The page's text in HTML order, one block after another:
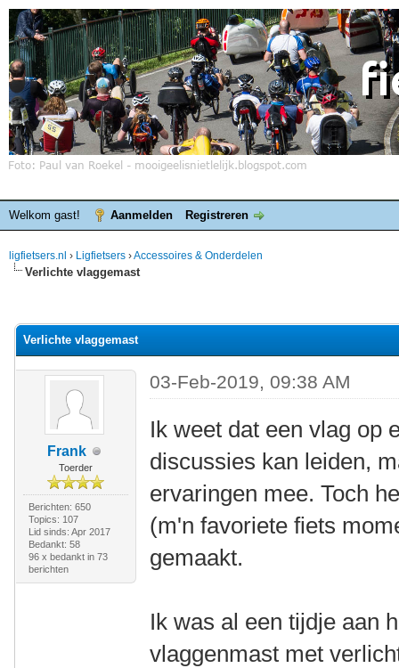
Welkom gast! Aanmelden Registreren
ligfietsers.nl › Ligfietsers ›Accessoires & Onderdelen
Verlichte vlaggemast
Verlichte vlaggemast
Frank
Toerder
Berichten: 650
Topics: 107
Lid sinds: Apr 2017
Bedankt: 58
96 x bedankt in 73
berichten
03-Feb-2019, 09:38 AM
Ik weet dat een vlag op
discussies kan leiden,
ervaringen mee. Toch
(m'n favoriete fiets
gemaakt.
Ik was al een tijdje aan
vlaggenmast met